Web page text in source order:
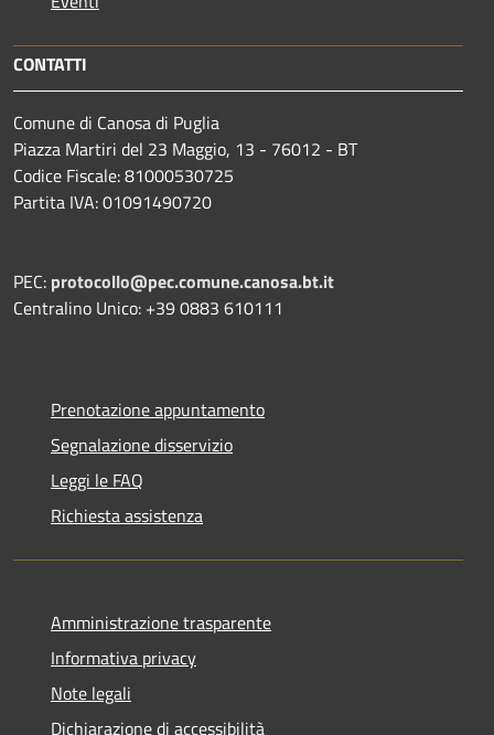
CONTATTI
Comune di Canosa di Puglia
Piazza Martiri del 23 Maggio, 13 - 76012 - BT
Codice Fiscale: 81000530725
Partita IVA: 01091490720
PEC: protocollo@pec.comune.canosa.bt.it
Centralino Unico: +39 0883 610111
Prenotazione appuntamento
Segnalazione disservizio
Leggi le FAQ
Richiesta assistenza
Amministrazione trasparente
Informativa privacy
Note legali
Dichiarazione di accessibilità